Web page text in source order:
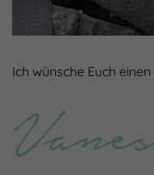
Ich wünsche Euch